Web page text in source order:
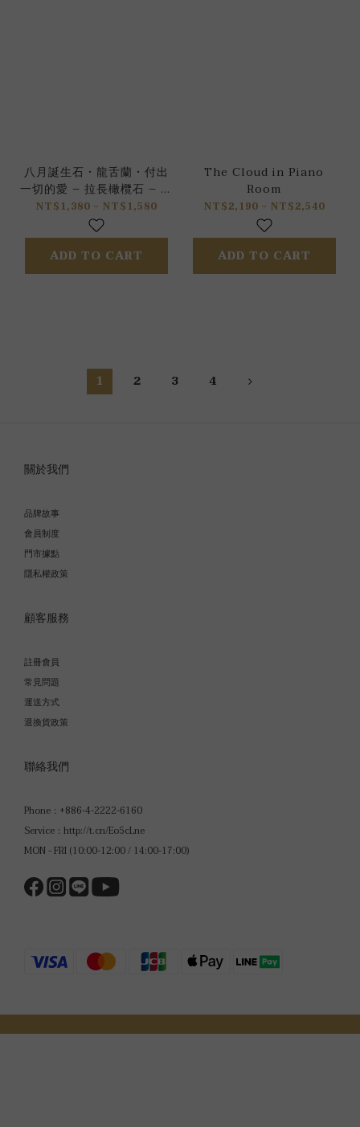
八月誕生石 • 龍舌蘭 • 付出
一切的愛 – 拉長橄欖石 – 手
鍊
NT$1,380 ~ NT$1,580
ADD TO CART
The Cloud in Piano
Room
NT$2,190 ~ NT$2,540
ADD TO CART
1 2 3 4
關於我們
品牌故事
會員制度
門市據點
隱私權政策
顧客服務
註冊會員
常見問題
運送方式
退換貨政策
聯絡我們
Phone：+886-4-2222-6160
Service：http://t.cn/Eo5cLne
MON - FRI (10:00-12:00 / 14:00-17:00)